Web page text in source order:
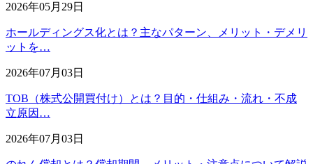
2026年05月29日
ホールディングス化とは？主なパターン、メリット・デメリ
ットを…
2026年07月03日
TOB（株式公開買付け）とは？目的・仕組み・流れ・不成
立原因…
2026年07月03日